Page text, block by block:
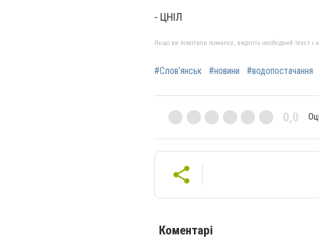
- ЦНІЛ
Якщо ви помітили помилку, виділіть необхідний текст
#Слов’янськ #новини #водопостачання
0,0
Коментарі